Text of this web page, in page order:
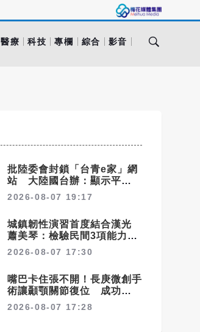
醫療 科技 專欄 綜合 影音
批陸委會封鎖「台青e家」網
站 大陸國台辦：顯示平台符
合台青需求
2026-08-07 19:17
城鎮韌性演習首度結合漢光
蕭美琴：檢驗民間3項能力展
現防衛韌性
2026-08-07 17:30
嘴巴卡住張不開！長庚微創手
術讓顳顎關節復位 成功率達
97%
2026-08-07 17:28